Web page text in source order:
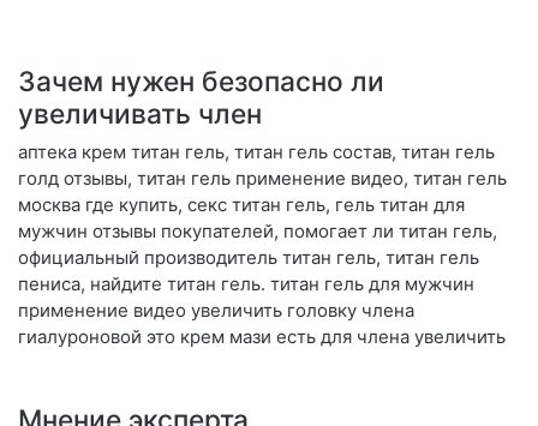
Зачем нужен безопасно ли
увеличивать член
аптека крем титан гель, титан гель состав, титан гель
голд отзывы, титан гель применение видео, титан гель
москва где купить, секс титан гель, гель титан для
мужчин отзывы покупателей, помогает ли титан гель,
официальный производитель титан гель, титан гель
пениса, найдите титан гель. титан гель для мужчин
применение видео увеличить головку члена
гиалуроновой это крем мази есть для члена увеличить